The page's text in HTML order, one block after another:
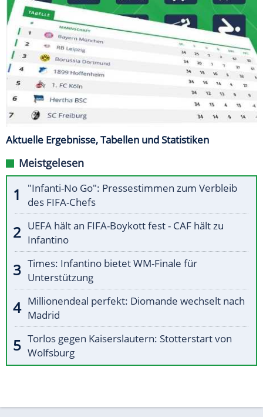
Aktuelle Ergebnisse, Tabellen und Statistiken
Meistgelesen
"Infanti-No Go": Pressestimmen zum Verbleib
des FIFA-Chefs
UEFA hält an FIFA-Boykott fest - CAF hält zu
Infantino
Times: Infantino bietet WM-Finale für
Unterstützung
Millionendeal perfekt: Diomande wechselt nach
Madrid
Torlos gegen Kaiserslautern: Stotterstart von
Wolfsburg